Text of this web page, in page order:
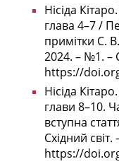
Нісіда
глава 4–7 /
примітки С.
2024. – №1. –
https://
Нісіда
глави 8–10.
вступна
Східний
https://